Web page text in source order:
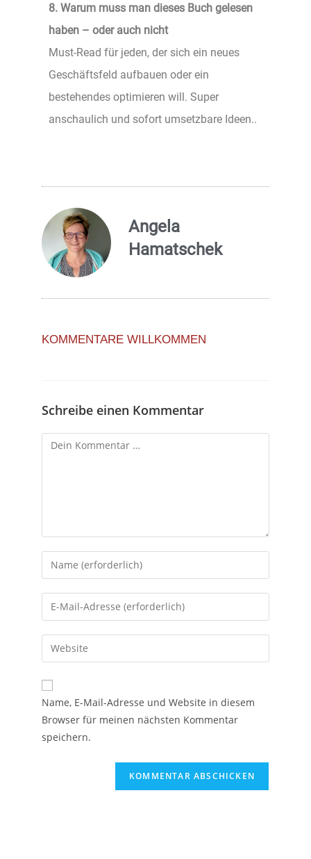
8. Warum muss man dieses Buch gelesen
haben – oder auch nicht
Must-Read für jeden, der sich ein neues
Geschäftsfeld aufbauen oder ein
bestehendes optimieren will. Super
anschaulich und sofort umsetzbare Ideen..
Angela
Hamatschek
KOMMENTARE WILLKOMMEN
Schreibe einen Kommentar
Name, E-Mail-Adresse und Website in diesem
Browser für meinen nächsten Kommentar
speichern.